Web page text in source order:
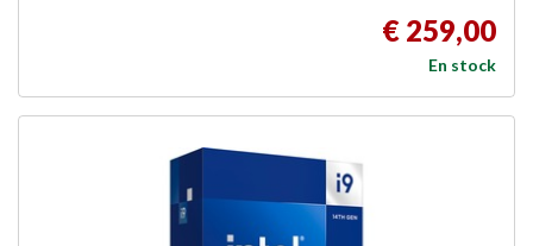
€ 259,00
En stock